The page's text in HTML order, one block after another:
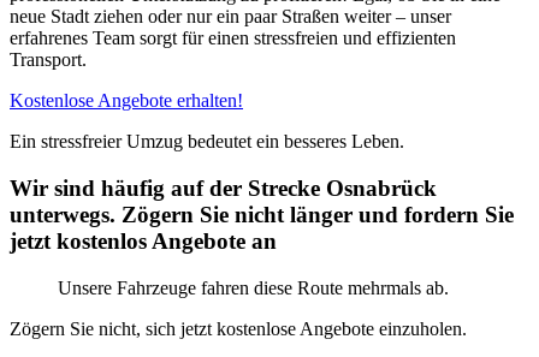
neue Stadt ziehen oder nur ein paar Straßen weiter – unser
erfahrenes Team sorgt für einen stressfreien und effizienten
Transport.
Kostenlose Angebote erhalten!
Ein stressfreier Umzug bedeutet ein besseres Leben.
Wir sind häufig auf der Strecke Osnabrück
unterwegs. Zögern Sie nicht länger und fordern Sie
jetzt kostenlos Angebote an
Unsere Fahrzeuge fahren diese Route mehrmals ab.
Zögern Sie nicht, sich jetzt kostenlose Angebote einzuholen.